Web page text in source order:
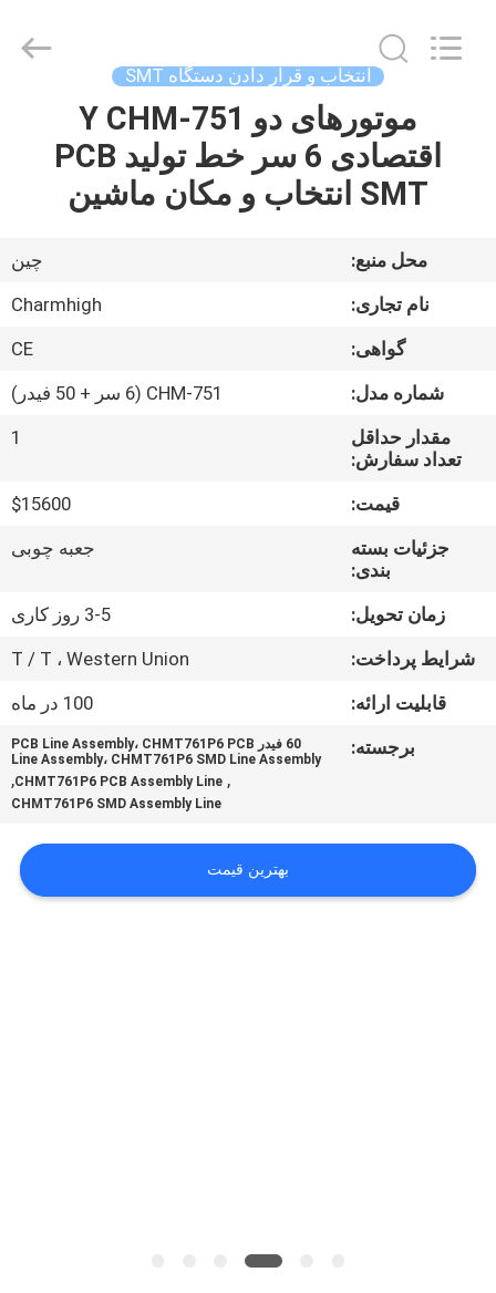
محصولات
کارخانه
کنترل
خبر
SHOPPING
CHARMHIGH
TECHNOLOGY
انتخاب و قرار دادن دستگاه SMT
موتورهای دو Y CHM-751
اقتصادی 6 سر خط تولید PCB
SMT انتخاب و مکان ماشین
محل منبع:
چین
نام تجاری:
Charmhigh
گواهی:
CE
شماره مدل:
CHM-751 (6 سر + 50 فیدر)
مقدار حداقل
تعداد سفارش:
1
قیمت:
$15600
جزئیات بسته
بندی:
جعبه چوبی
زمان تحویل:
3-5 روز کاری
شرایط پرداخت:
T / T ، Western Union
قابلیت ارائه:
100 در ماه
برجسته:
60 فیدر PCB Line Assembly، CHMT761P6 PCB
Line Assembly، CHMT761P6 SMD Line Assembly
,
CHMT761P6 PCB Assembly Line
,
CHMT761P6 SMD Assembly Line
بهترین قیمت